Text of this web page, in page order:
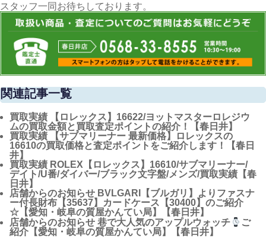
スタッフ一同お待ちしております。
関連記事一覧
買取実績 【ロレックス】16622/ヨットマスターロレジウ
ムの買取金額と買取査定ポイントの紹介！【春日井】
買取実績 【サブマリーナー 最新価格】ロレックスの
16610の買取価格と査定ポイントをご紹介します！【春日
井】
買取実績 ROLEX【ロレックス】16610/サブマリーナー/
デイト/U番/ダイバー/ブラック文字盤/メンズ/買取実績【春
日井】
店舗からのお知らせ BVLGARI【ブルガリ】よりファスナ
ー付長財布【35637】カードケース【30400】のご紹介
☆【愛知・岐阜の質屋かんてい局】【春日井】
店舗からのお知らせ 巷で大人気のアップルウォッチ
ご
紹介【愛知・岐阜の質屋かんてい局】【春日井】